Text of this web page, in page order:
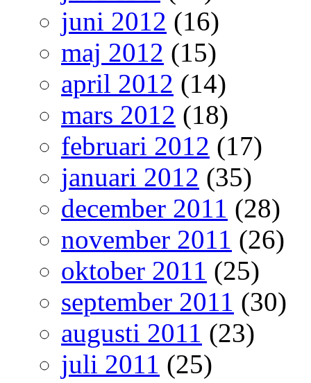
juni 2012 (16)
maj 2012 (15)
april 2012 (14)
mars 2012 (18)
februari 2012 (17)
januari 2012 (35)
december 2011 (28)
november 2011 (26)
oktober 2011 (25)
september 2011 (30)
augusti 2011 (23)
juli 2011 (25)